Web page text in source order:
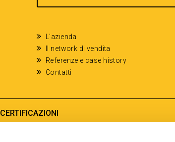
L'azienda
Il network di vendita
Referenze e case history
Contatti
CERTIFICAZIONI